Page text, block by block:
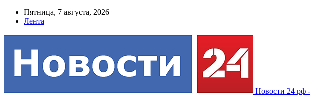
Пятница, 7 августа, 2026
Лента
Новости 24 рф -